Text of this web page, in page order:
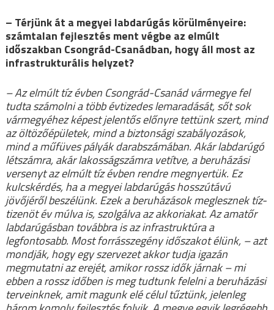
– Térjünk át a megyei labdarúgás körülményeire:
számtalan fejlesztés ment végbe az elmúlt
időszakban Csongrád-Csanádban, hogy áll most az
infrastrukturális helyzet?
– Az elmúlt tíz évben Csongrád-Csanád vármegye fel
tudta számolni a több évtizedes lemaradását, sőt sok
vármegyéhez képest jelentős előnyre tettünk szert, mind
az öltözőépületek, mind a biztonsági szabályozások,
mind a műfüves pályák darabszámában. Akár labdarúgó
létszámra, akár lakosságszámra vetítve, a beruházási
versenyt az elmúlt tíz évben rendre megnyertük. Ez
kulcskérdés, ha a megyei labdarúgás hosszútávú
jövőjéről beszélünk. Ezek a beruházások meglesznek tíz-
tizenöt év múlva is, szolgálva az akkoriakat. Az amatőr
labdarúgásban továbbra is az infrastruktúra a
legfontosabb. Most forrásszegény időszakot élünk, – azt
mondják, hogy egy szervezet akkor tudja igazán
megmutatni az erejét, amikor rossz idők járnak – mi
ebben a rossz időben is meg tudtunk felelni a beruházási
terveinknek, amit magunk elé célul tűztünk, jelenleg